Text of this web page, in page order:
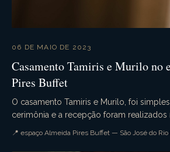
06 DE MAIO DE 2023
Casamento Tamiris e Murilo no
Pires Buffet
O casamento Tamiris e Murilo, foi
cerimônia e a recepção foram realizados
📍 espaço Almeida Pires Buffet — São José do Rio